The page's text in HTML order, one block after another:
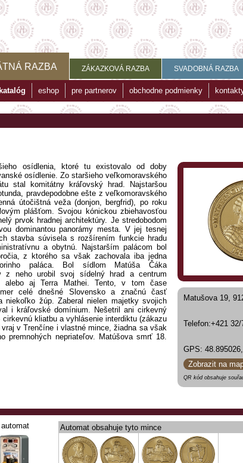
RAZBA ZÁKAZKOVÁ RAZBA SVADOBNÁ RAZBA
katalóg eshop pre partnerov obchodne podmienky
Matušova 19,
Telefon:+421
GPS:
Zobrazit na
QR kód obsahuje
osídlenia, ktoré tu existovalo od doby
osídlenie. Zo staršieho veľkomoravského
stal komitátny kráľovský hrad. Najstaršou
pravdepodobne ešte z veľkomoravského
útočištná veža (donjon, bergfrid), po roku
plášťom. Svojou kónickou zbiehavosťou
prvok hradnej architektúry. Je stredobodom
dominantou panorámy mesta. V jej tesnej
stavba súvisela s rozšírením funkcie hradu
a obytnú. Najstarším palácom bol
z ktorého sa však zachovala iba jedna
paláca. Bol sídlom Matúša Čáka
z neho urobil svoj sídelný hrad a centrum
alebo aj Terra Mathei. Tento, v tom čase
celé dnešné Slovensko a značnú časť
niekoľko žúp. Zaberal nielen majetky svojich
i kráľovské domínium. Nešetril ani cirkevný
kliatbu a vyhlásenie interdiktu (zákazu
v Trenčíne i vlastné mince, žiadna sa však
premnohých nepriateľov. Matúšova smrť 18.
palác, ktorého stavba sa pripisuje synovi
či Veľký. Trenčianske múzeum pripravilo
zbraní z obdobia 13. až 19. storočia.
neskorogotickej zbroje. Z palných zbraní
pruské „ihlovky“, bohato zdobené lovecké
a pušky.
automat Automat obsahuje tyto mince